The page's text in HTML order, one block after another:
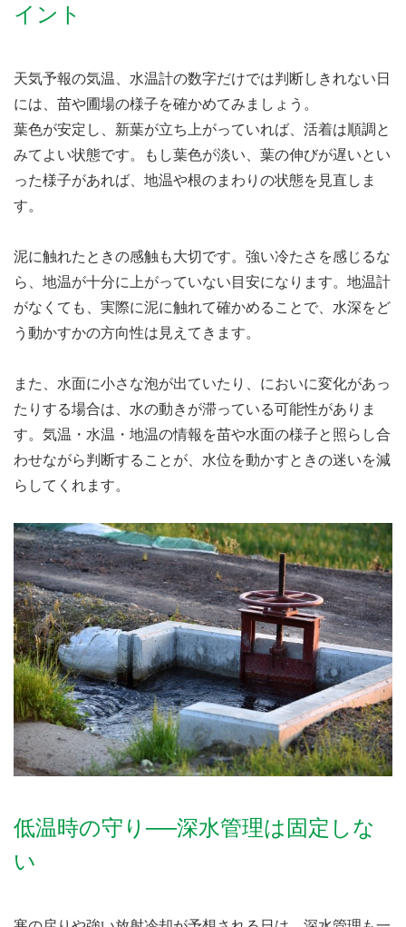
イント
天気予報の気温、水温計の数字だけでは判断しきれない日
には、苗や圃場の様子を確かめてみましょう。
葉色が安定し、新葉が立ち上がっていれば、活着は順調と
みてよい状態です。もし葉色が淡い、葉の伸びが遅いとい
った様子があれば、地温や根のまわりの状態を見直しま
す。
泥に触れたときの感触も大切です。強い冷たさを感じるな
ら、地温が十分に上がっていない目安になります。地温計
がなくても、実際に泥に触れて確かめることで、水深をど
う動かすかの方向性は見えてきます。
また、水面に小さな泡が出ていたり、においに変化があっ
たりする場合は、水の動きが滞っている可能性がありま
す。気温・水温・地温の情報を苗や水面の様子と照らし合
わせながら判断することが、水位を動かすときの迷いを減
らしてくれます。
低温時の守り──深水管理は固定しな
い